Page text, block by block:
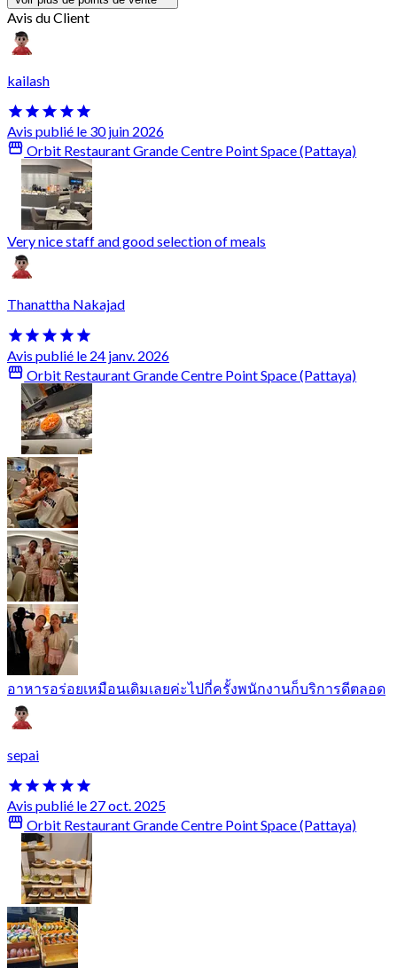
Avis du Client
kailash
Avis publié le 30 juin 2026
Orbit Restaurant Grande Centre Point Space (Pattaya)
Very nice staff and good selection of meals
Thanattha Nakajad
Avis publié le 24 janv. 2026
Orbit Restaurant Grande Centre Point Space (Pattaya)
อาหารอร่อยเหมือนเดิมเลยค่ะไปกี่ครั้งพนักงานก็บริการดีตลอด
sepai
Avis publié le 27 oct. 2025
Orbit Restaurant Grande Centre Point Space (Pattaya)